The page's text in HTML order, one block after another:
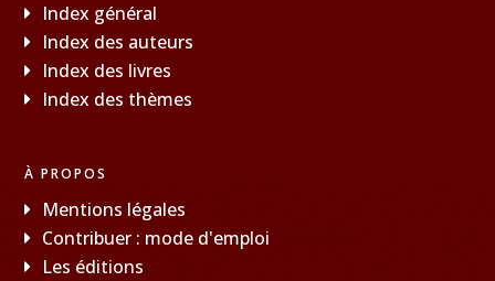
Index général
Index des auteurs
Index des livres
Index des thèmes
À PROPOS
Mentions légales
Contribuer : mode d'emploi
Les éditions